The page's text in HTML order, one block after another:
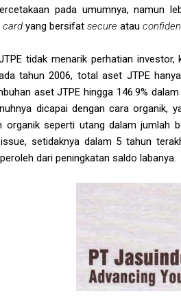
pada umumnya, namun
card yang bersifat secure atau
tidak menarik perhatian
tahun 2006, total aset JTPE
aset JTPE hingga 146.9%
dicapai dengan cara organik,
organik seperti utang dalam jumlah
setidaknya dalam 5 tahun
dari peningkatan saldo labanya.